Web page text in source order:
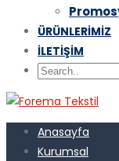
ÜRÜNLERIMIZ
İLETIŞIM
Anasayfa
Kurumsal